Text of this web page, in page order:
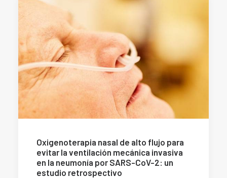
Oxigenoterapia nasal de alto flujo para
evitar la ventilación mecánica invasiva
en la neumonía por SARS-CoV-2: un
estudio retrospectivo